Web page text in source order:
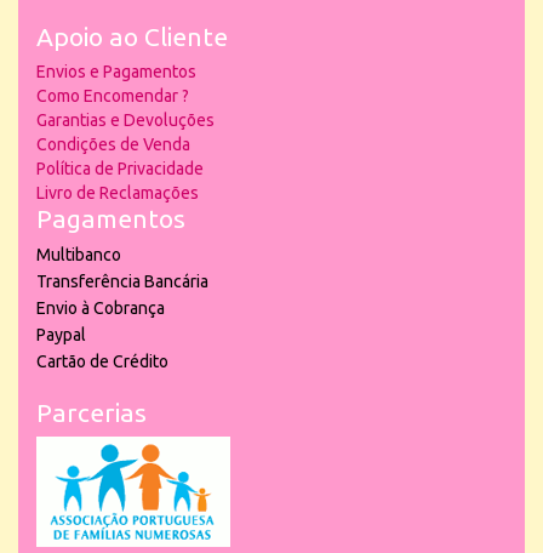
Apoio ao Cliente
Envios e Pagamentos
Como Encomendar ?
Garantias e Devoluções
Condições de Venda
Política de Privacidade
Livro de Reclamações
Pagamentos
Multibanco
Transferência Bancária
Envio à Cobrança
Paypal
Cartão de Crédito
Parcerias